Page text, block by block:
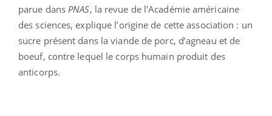
parue dans PNAS, la revue de l'Académie américaine
des sciences, explique l’origine de cette association : un
sucre présent dans la viande de porc, d’agneau et de
boeuf, contre lequel le corps humain produit des
anticorps.